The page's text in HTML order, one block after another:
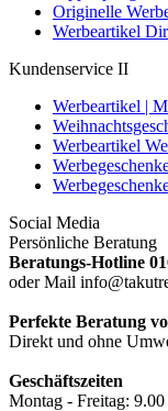
Originelle
Werbeartikel
Kundenservice II
Werbeartikel |
Werbeartikel
Social Media
Persönliche Beratung
Beratungs-Hotline
oder Mail
Perfekte Beratung
Direkt und ohne
Geschäftszeiten
Montag - Freitag: